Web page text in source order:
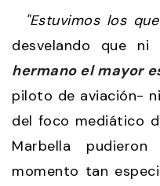
"Estuvimos los
desvelando que ni
hermano el mayor
piloto de aviación- ni
del foco mediático
Marbella
momento tan